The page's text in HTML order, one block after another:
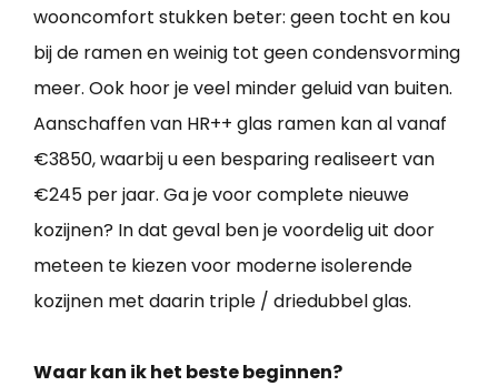
wooncomfort stukken beter: geen tocht en kou
bij de ramen en weinig tot geen condensvorming
meer. Ook hoor je veel minder geluid van buiten.
Aanschaffen van HR++ glas ramen kan al vanaf
€3850, waarbij u een besparing realiseert van
€245 per jaar. Ga je voor complete nieuwe
kozijnen? In dat geval ben je voordelig uit door
meteen te kiezen voor moderne isolerende
kozijnen met daarin triple / driedubbel glas.
Waar kan ik het beste beginnen?